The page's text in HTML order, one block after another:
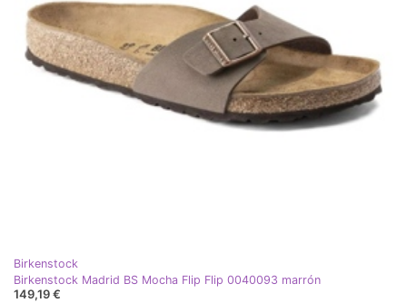
Birkenstock
Birkenstock Madrid BS Mocha Flip Flip 0040093 marrón
149,19 €